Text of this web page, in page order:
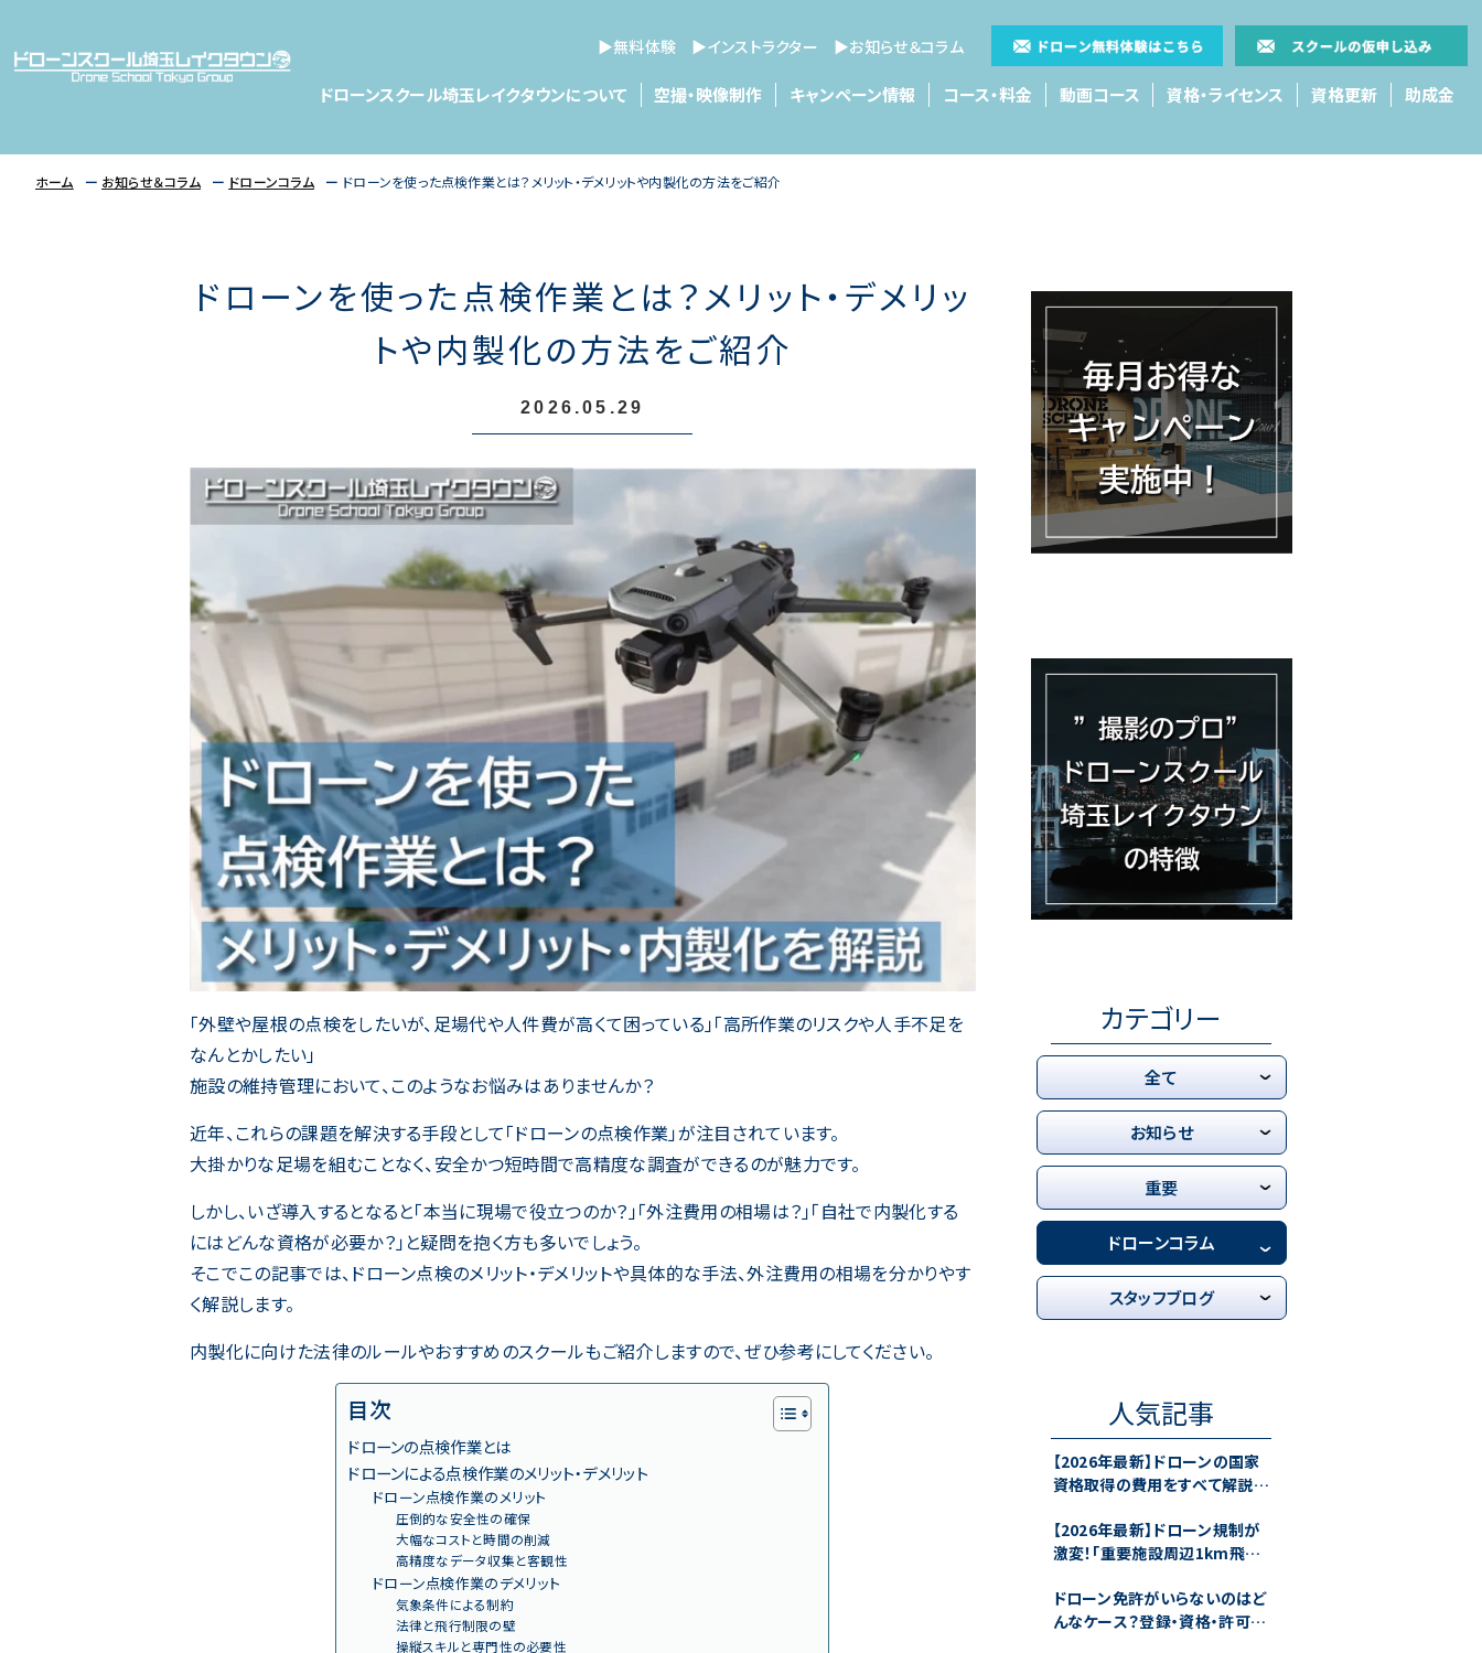
▶無料体験 ▶インストラクター ▶お知らせ＆コラム
ドローンスクール埼玉レイクタウンについて 空撮・映像制作 キャンペーン情報 コース・料金 動画コース 資格・ライセンス 資格更新 助成金
ホーム お知らせ＆コラム ドローンコラム ドローンを使った点検作業とは？メリット・デメリットや内製化の方法をご紹介
ドローンを使った点検作業とは？メリット・デメリッ
トや内製化の方法をご紹介
2026.05.29
「外壁や屋根の点検をしたいが、足場代や人件費が高くて困っている」「高所作業のリスクや人手不足を
なんとかしたい」
施設の維持管理において、このようなお悩みはありませんか？
近年、これらの課題を解決する手段として「ドローンの点検作業」が注目されています。
大掛かりな足場を組むことなく、安全かつ短時間で高精度な調査ができるのが魅力です。
しかし、いざ導入するとなると「本当に現場で役立つのか？」「外注費用の相場は？」「自社で内製化する
にはどんな資格が必要か？」と疑問を抱く方も多いでしょう。
そこでこの記事では、ドローン点検のメリット・デメリットや具体的な手法、外注費用の相場を分かりやす
く解説します。
内製化に向けた法律のルールやおすすめのスクールもご紹介しますので、ぜひ参考にしてください。
目次
ドローンの点検作業とは
ドローンによる点検作業のメリット・デメリット
ドローン点検作業のメリット
圧倒的な安全性の確保
大幅なコストと時間の削減
高精度なデータ収集と客観性
ドローン点検作業のデメリット
気象条件による制約
法律と飛行制限の壁
操縦スキルと専門性の必要性
カテゴリー
全て
お知らせ
重要
ドローンコラム
スタッフブログ
人気記事
【2026年最新】ドローンの国家
資格取得の費用をすべて解説！
紹介
【2026年最新】ドローン規制が
激変！「重要施設周辺1km飛行
説
ドローン免許がいらないのはど
んなケース？登録・資格・許可の